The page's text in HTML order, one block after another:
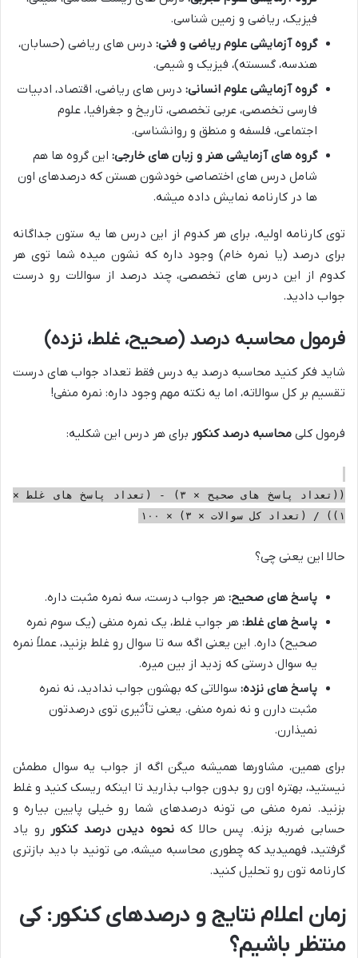
فیزیک، ریاضی و زمین شناسی.
گروه آزمایشی علوم ریاضی و فنی: درس های ریاضی (حسابان،
هندسه، گسسته)، فیزیک و شیمی.
گروه آزمایشی علوم انسانی: درس های ریاضی، اقتصاد، ادبیات
فارسی تخصصی، عربی تخصصی، تاریخ و جغرافیا، علوم
اجتماعی، فلسفه و منطق و روانشناسی.
گروه های آزمایشی هنر و زبان های خارجی: این گروه ها هم
شامل درس های اختصاصی خودشون هستن که درصدهای اون
ها در کارنامه نمایش داده میشه.
توی کارنامه اولیه، برای هر کدوم از این درس ها یه ستون جداگانه
برای درصد (یا نمره خام) وجود داره که نشون میده شما توی هر
کدوم از این درس های تخصصی، چند درصد از سوالات رو درست
جواب دادید.
فرمول محاسبه درصد (صحیح، غلط، نزده)
شاید فکر کنید محاسبه درصد یه درس فقط تعداد جواب های درست
تقسیم بر کل سوالاته، اما یه نکته مهم وجود داره: نمره منفی!
فرمول کلی محاسبه درصد کنکور برای هر درس این شکلیه:
((تعداد پاسخ های صحیح × ۳) - (تعداد پاسخ های غلط ×
۱)) / (تعداد کل سوالات × ۳) × ۱۰۰
حالا این یعنی چی؟
پاسخ های صحیح: هر جواب درست، سه نمره مثبت داره.
پاسخ های غلط: هر جواب غلط، یک نمره منفی (یک سوم نمره
صحیح) داره. این یعنی اگه سه تا سوال رو غلط بزنید، عملاً نمره
یه سوال درستی که زدید از بین میره.
پاسخ های نزده: سوالاتی که بهشون جواب ندادید، نه نمره
مثبت دارن و نه نمره منفی. یعنی تأثیری توی درصدتون
نمیذارن.
برای همین، مشاورها همیشه میگن اگه از جواب یه سوال مطمئن
نیستید، بهتره اون رو بدون جواب بذارید تا اینکه ریسک کنید و غلط
بزنید. نمره منفی می تونه درصدهای شما رو خیلی پایین بیاره و
حسابی ضربه بزنه. پس حالا کهنحوه دیدن درصد کنکور رو یاد
گرفتید، فهمیدید که چطوری محاسبه میشه، می تونید با دید بازتری
کارنامه تون رو تحلیل کنید.
زمان اعلام نتایج و درصدهای کنکور: کی
منتظر باشیم؟